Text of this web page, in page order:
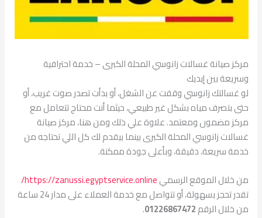
مركز صيانة غسالات زانوسي المحلة الكبرى – خدمة احترافية
وسريعة بين إيديك
لو غسالتك زانوسي وقفت عن الشغل، أو بدأت تصدر صوت غريب، أو
حتى بتصرف مياه بشكل غير طبيعي، حيثما أنت محتاج تتعامل مع
مركز مضمون ومعتمد. علاوة علي ذلك ومن هنا، مركز صيانة
غسالات زانوسي المحلة الكبرى بينما بيقدم لك كل اللي تحتاجه من
خدمة سريعة، دقيقة، وبأعلى جودة ممكنة.
من خلال الموقع الرسميhttps://zanussi.egyptservice.online/
تقدر تحجز بسهولة، أو تتواصل مع خدمة العملاء على مدار 24 ساعة
من خلال الرقم01226867472
.